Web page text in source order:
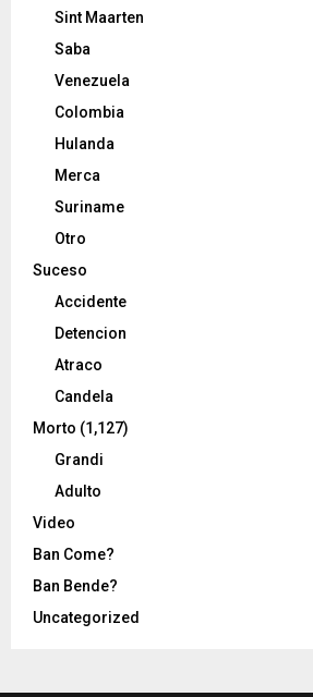
Sint Maarten
Saba
Venezuela
Colombia
Hulanda
Merca
Suriname
Otro
Suceso
Accidente
Detencion
Atraco
Candela
Morto (1,127)
Grandi
Adulto
Video
Ban Come?
Ban Bende?
Uncategorized